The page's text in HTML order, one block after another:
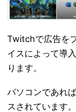
Twitchで広告を
イスによって導
ります。
パソコンであれ
スされています。